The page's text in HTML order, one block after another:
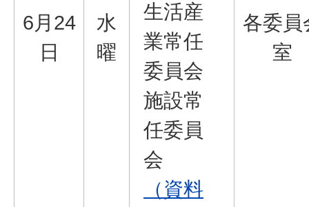
6月24
日
水
曜
生活産
業常任
委員会
施設常
任委員
会
（資料
各委員
室